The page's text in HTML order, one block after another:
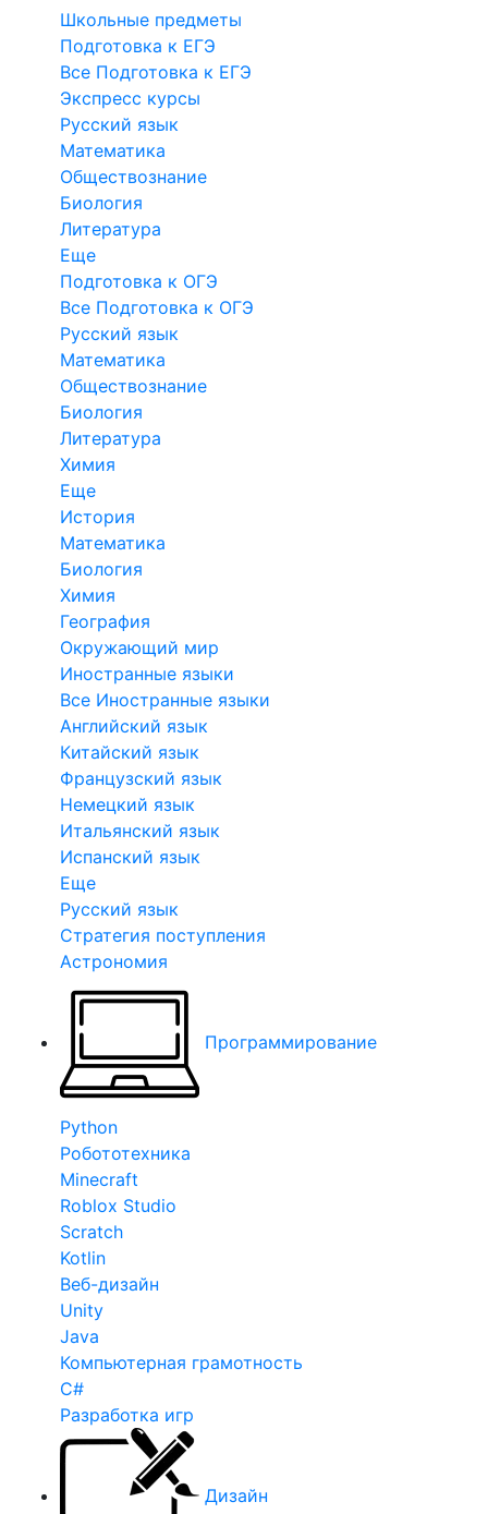
Школьные предметы
Подготовка к ЕГЭ
Все Подготовка к ЕГЭ
Экспресс курсы
Русский язык
Математика
Обществознание
Биология
Литература
Еще
Подготовка к ОГЭ
Все Подготовка к ОГЭ
Русский язык
Математика
Обществознание
Биология
Литература
Химия
Еще
История
Математика
Биология
Химия
География
Окружающий мир
Иностранные языки
Все Иностранные языки
Английский язык
Китайский язык
Французский язык
Немецкий язык
Итальянский язык
Испанский язык
Еще
Русский язык
Стратегия поступления
Астрономия
Программирование
Python
Робототехника
Minecraft
Roblox Studio
Scratch
Kotlin
Веб-дизайн
Unity
Java
Компьютерная грамотность
C#
Разработка игр
Дизайн